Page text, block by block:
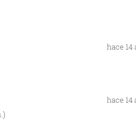
hace 14
hace 14